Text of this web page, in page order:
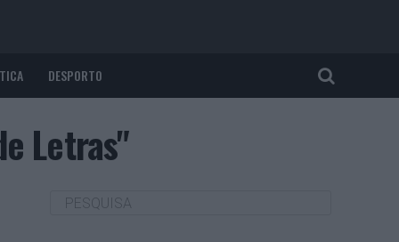
DESPORTO
Letras"